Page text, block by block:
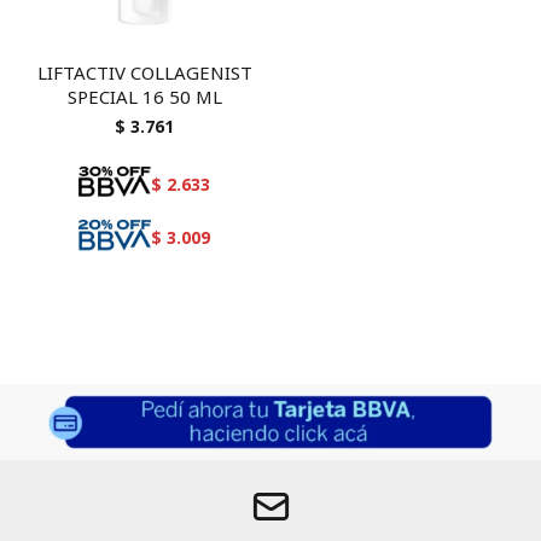
LIFTACTIV COLLAGENIST
SPECIAL 16 50 ML
$ 3.761
$ 2.633
$ 3.009